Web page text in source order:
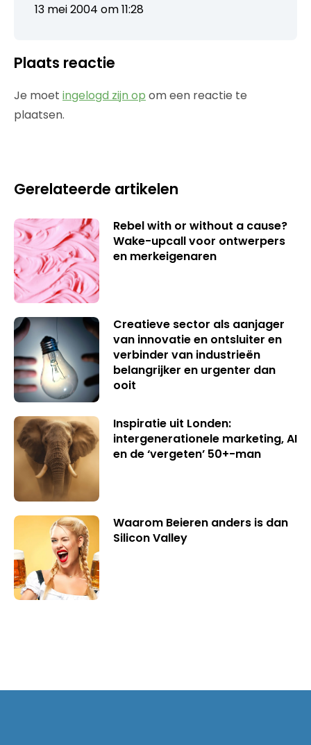
13 mei 2004 om 11:28
Plaats reactie
Je moet ingelogd zijn op om een reactie te
plaatsen.
Gerelateerde artikelen
Rebel with or without a cause?
Wake-upcall voor ontwerpers
en merkeigenaren
Creatieve sector als aanjager
van innovatie en ontsluiter en
verbinder van industrieën
belangrijker en urgenter dan
ooit
Inspiratie uit Londen:
intergenerationele marketing, AI
en de ‘vergeten’ 50+-man
Waarom Beieren anders is dan
Silicon Valley